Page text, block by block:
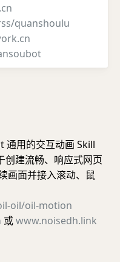
quanshoulu
用的交互动画 Skill
建流畅、响应式网页
画面并接入滚动、鼠
oil/oil-motion
或www.noisedh.link